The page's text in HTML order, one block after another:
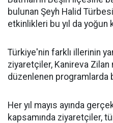
bulunan Şeyh Halid
etkinlikleri bu yıl da yoğun
Türkiye'nin farklı illerinin
ziyaretçiler, Kanireva
düzenlenen programlarda
Her yıl mayıs ayında
kapsamında ziyaretçiler,